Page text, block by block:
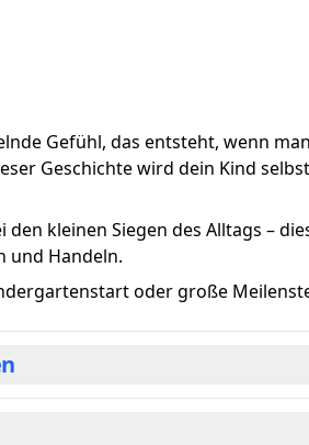
Gefühl, das entsteht, wenn
Geschichte wird dein Kind
kleinen Siegen des Alltags –
und Handeln.
oder große
Selbstwertgefühl zu